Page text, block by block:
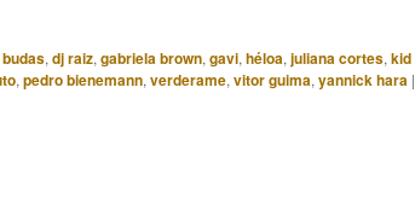
para
, dj raiz, gabriela brown, gavi, héloa, juliana cortes, kid
, pedro bienemann, verderame, vitor guima, yannick hara |